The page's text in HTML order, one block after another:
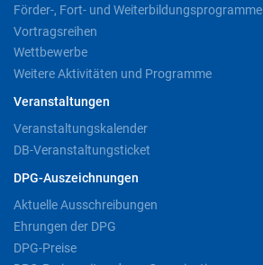
Förder-, Fort- und Weiterbildungsprogramme
Vortragsreihen
Wettbewerbe
Weitere Aktivitäten und Programme
Veranstaltungen
Veranstaltungskalender
DB-Veranstaltungsticket
DPG-Auszeichnungen
Aktuelle Ausschreibungen
Ehrungen der DPG
DPG-Preise